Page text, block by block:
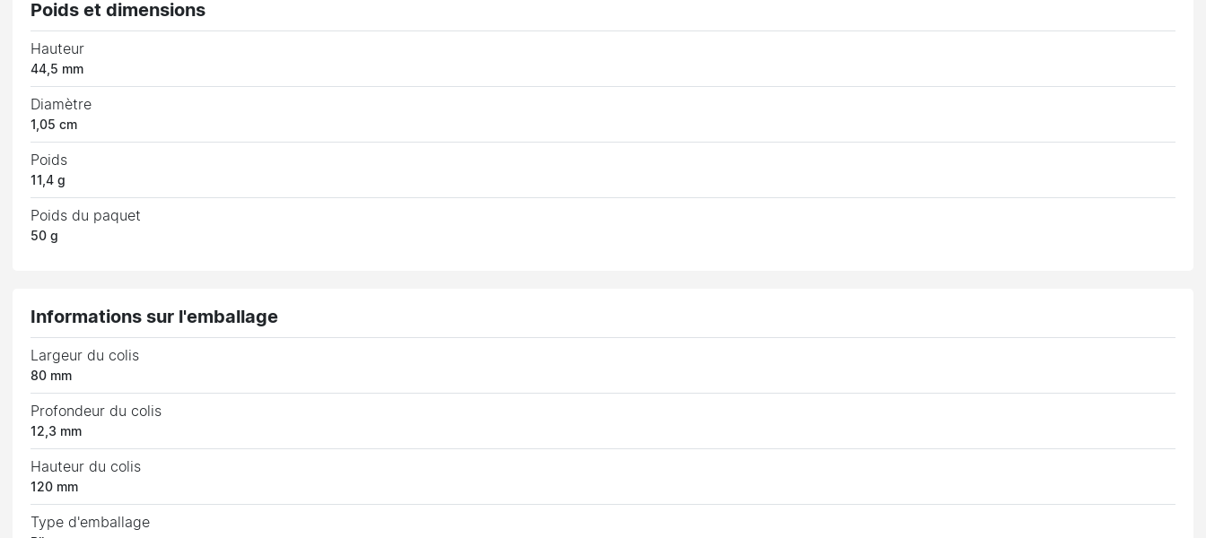
Poids et dimensions
Hauteur
44,5 mm
Diamètre
1,05 cm
Poids
11,4 g
Poids du paquet
50 g
Informations sur l'emballage
Largeur du colis
80 mm
Profondeur du colis
12,3 mm
Hauteur du colis
120 mm
Type d'emballage